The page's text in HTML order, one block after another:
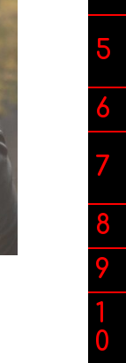
5
6
7
8
9
1
0